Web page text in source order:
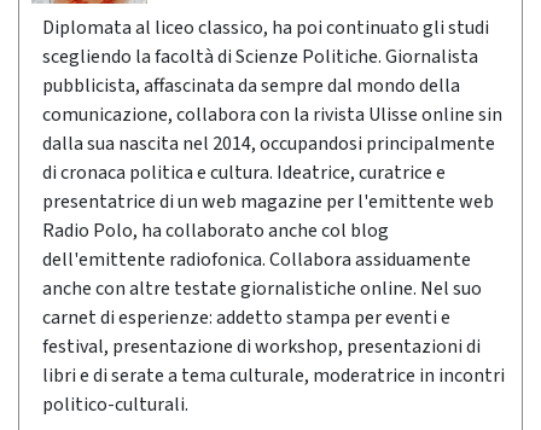
Diplomata al liceo classico, ha poi continuato gli studi
scegliendo la facoltà di Scienze Politiche. Giornalista
pubblicista, affascinata da sempre dal mondo della
comunicazione, collabora con la rivista Ulisse online sin
dalla sua nascita nel 2014, occupandosi principalmente
di cronaca politica e cultura. Ideatrice, curatrice e
presentatrice di un web magazine per l'emittente web
Radio Polo, ha collaborato anche col blog
dell'emittente radiofonica. Collabora assiduamente
anche con altre testate giornalistiche online. Nel suo
carnet di esperienze: addetto stampa per eventi e
festival, presentazione di workshop, presentazioni di
libri e di serate a tema culturale, moderatrice in incontri
politico-culturali.